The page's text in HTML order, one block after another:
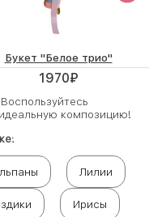
Букет "Белое трио"
1970₽
композицию!
Лилии
Ирисы